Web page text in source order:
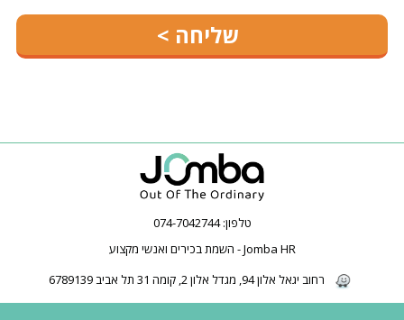
טלפון:074-7042744
Jomba HR - השמת בכירים ואנשי מקצוע
רחוב יגאל אלון 94, מגדל אלון 2, קומה 31 תל אביב 6789139